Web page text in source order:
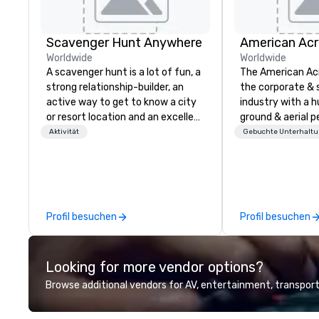
Scavenger Hunt Anywhere
Worldwide
A scavenger hunt is a lot of fun, a
strong relationship-builder, an
active way to get to know a city
or resort location and an excellent
team building activity for your
problem-solving, creativity, time
management, prioritization and
offer scavenger hunts in cities
and resorts around the world.
Whether your group is in the USA,
Canada, the UK or Australia, we
Aktivität
Profil besuchen
Worldwide
The American
the corporate &
industry with a
ground & aerial
using elite
Gebuchte
Profil besuchen
Looking for more vendor options?
Browse additional vendors for AV, entertainment,